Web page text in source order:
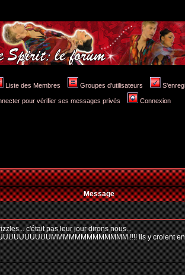
Liste des Membres Groupes d'utilisateurs
pour vérifier ses messages privés Connexion
Message
c'était pas leur jour dirons nous...
!!!! Ils y croient